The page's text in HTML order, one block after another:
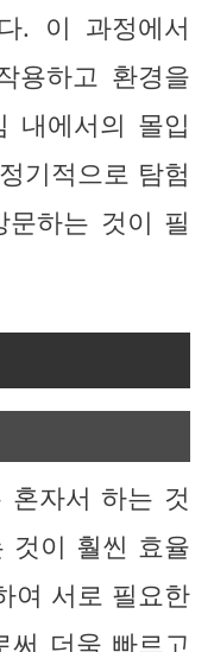
. 이 과정에서
용하고 환경을
내에서의 몰입
기적으로 탐험
하는 것이 필
혼자서 하는 것
것이 훨씬 효율
여 서로 필요한
써 더욱 빠르고